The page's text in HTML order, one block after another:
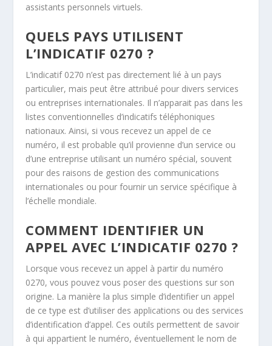
assistants personnels virtuels.
QUELS PAYS UTILISENT
L’INDICATIF 0270 ?
L’indicatif 0270 n’est pas directement lié à un pays
particulier, mais peut être attribué pour divers services
ou entreprises internationales. Il n’apparait pas dans les
listes conventionnelles d’indicatifs téléphoniques
nationaux. Ainsi, si vous recevez un appel de ce
numéro, il est probable qu’il provienne d’un service ou
d’une entreprise utilisant un numéro spécial, souvent
pour des raisons de gestion des communications
internationales ou pour fournir un service spécifique à
l’échelle mondiale.
COMMENT IDENTIFIER UN
APPEL AVEC L’INDICATIF 0270 ?
Lorsque vous recevez un appel à partir du numéro
0270, vous pouvez vous poser des questions sur son
origine. La manière la plus simple d’identifier un appel
de ce type est d’utiliser des applications ou des services
d’identification d’appel. Ces outils permettent de savoir
à qui appartient le numéro, éventuellement le nom de